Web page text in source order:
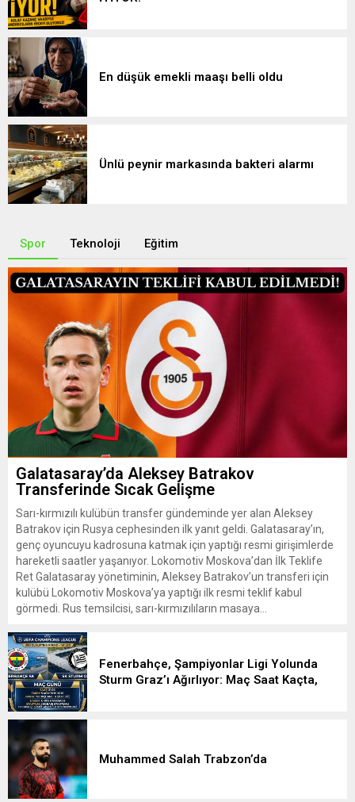
En düşük emekli maaşı belli oldu
Ünlü peynir markasında bakteri alarmı
Spor Teknoloji Eğitim
Galatasaray’da Aleksey Batrakov
Transferinde Sıcak Gelişme
Sarı-kırmızılı kulübün transfer gündeminde yer alan Aleksey
Batrakov için Rusya cephesinden ilk yanıt geldi. Galatasaray’ın,
genç oyuncuyu kadrosuna katmak için yaptığı resmi girişimlerde
hareketli saatler yaşanıyor. Lokomotiv Moskova’dan İlk Teklife
Ret Galatasaray yönetiminin, Aleksey Batrakov’un transferi için
kulübü Lokomotiv Moskova’ya yaptığı ilk resmi teklif kabul
görmedi. Rus temsilcisi, sarı-kırmızılıların masaya...
Fenerbahçe, Şampiyonlar Ligi Yolunda
Sturm Graz’ı Ağırlıyor: Maç Saat Kaçta,
Muhammed Salah Trabzon’da